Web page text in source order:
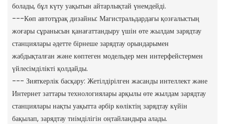
болады, бұл күту уақытын айтарлықтай үнемдейді.
---Көп автотұрақ дизайны: Магистральдардағы қозғалыстың
жоғары сұранысын қанағаттандыру үшін өте жылдам зарядтау
станциялары әдетте бірнеше зарядтау орындарымен
жабдықталған және көптеген модельдер мен интерфейстермен
үйлесімділікті қолдайды.
--- Зияткерлік басқару: Жетілдірілген жасанды интеллект және
Интернет заттары технологиялары арқылы өте жылдам зарядтау
станциялары нақты уақытта әрбір көліктің зарядтау күйін
бақылап, зарядтау тиімділігін оңтайландыра алады.